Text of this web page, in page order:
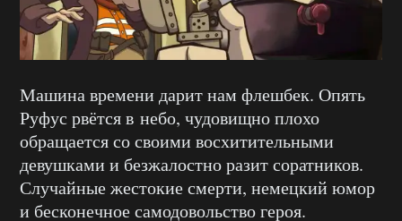
Машина времени дарит нам флешбек. Опять
Руфус рвётся в небо, чудовищно плохо
обращается со своими восхитительными
девушками и безжалостно разит соратников.
Случайные жестокие смерти, немецкий юмор
и бесконечное самодовольство героя.